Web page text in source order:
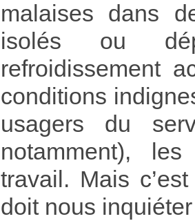
malaises dans
isolés ou
refroidissement
conditions
usagers du
notamment),
travail. Mais
doit nous